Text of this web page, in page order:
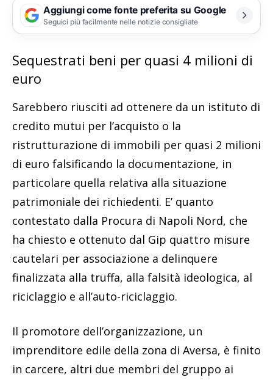
Aggiungi come fonte preferita su Google
Seguici più facilmente nelle notizie consigliate
Sequestrati beni per quasi 4 milioni di
euro
Sarebbero riusciti ad ottenere da un istituto di
credito mutui per l’acquisto o la
ristrutturazione di immobili per quasi 2 milioni
di euro falsificando la documentazione, in
particolare quella relativa alla situazione
patrimoniale dei richiedenti. E’ quanto
contestato dalla Procura di Napoli Nord, che
ha chiesto e ottenuto dal Gip quattro misure
cautelari per associazione a delinquere
finalizzata alla truffa, alla falsità ideologica, al
riciclaggio e all’auto-riciclaggio.
Il promotore dell’organizzazione, un
imprenditore edile della zona di Aversa, è finito
in carcere, altri due membri del gruppo ai